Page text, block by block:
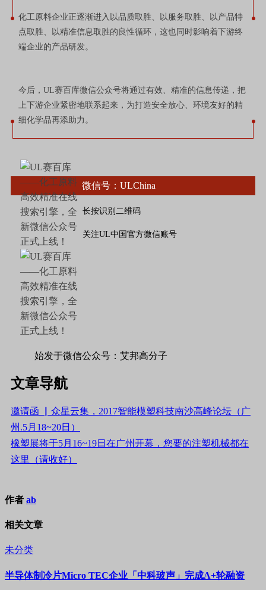
化工原料企业正逐渐进入以品质取胜、以服务取胜、以产品特
点取胜、以精准信息取胜的良性循环，这也同时影响着下游终
端企业的产品研发。
今后，UL赛百库微信公众号将通过有效、精准的信息传递，把
上下游企业紧密地联系起来，为打造安全放心、环境友好的精
细化学品再添助力。
微信号：ULChina
长按识别二维码
关注UL中国官方微信账号
始发于微信公众号：艾邦高分子
文章导航
邀请函 ▏众星云集，2017智能模塑科技南沙高峰论坛（广
州.5月18~20日）
橡塑展将于5月16~19日在广州开幕，您要的注塑机械都在
这里（请收好）
作者 ab
相关文章
未分类
半导体制冷片Micro TEC企业「中科玻声」完成A+轮融资